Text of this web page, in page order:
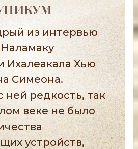
из интервью
Ихалеакала Хью
Симеона.
ней редкость, так
веке не было
устройств,